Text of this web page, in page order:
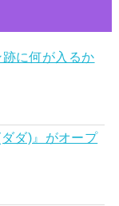
に何が入るか
ダ)』がオープ